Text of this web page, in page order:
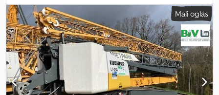
gasova ili specijalnog pregleda i bez registarskih tablica.
Zadržavamo pravo na greške i prethodnu prodaju. Razgledanje je
moguće samo uz prethodni dogovor. Na WhatsApp poruke ne
odgovaramo. Interni broj:
Mali oglas